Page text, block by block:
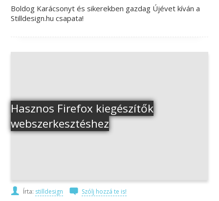
Boldog Karácsonyt és sikerekben gazdag Újévet kíván a
Stilldesign.hu csapata!
Hasznos Firefox kiegészítők
webszerkesztéshez
Írta: stilldesign Szólj hozzá te is!